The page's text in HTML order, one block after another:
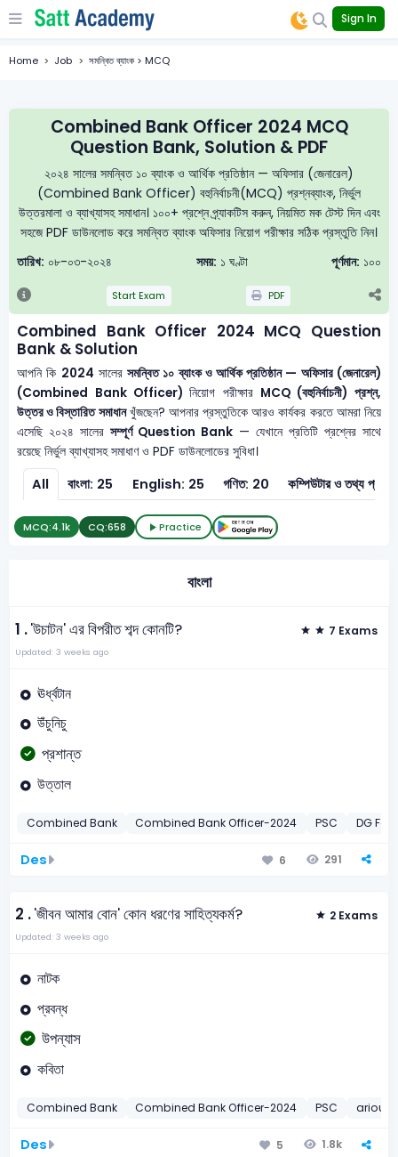
Sign In
Home Job সমন্বিত ব্যাংক > MCQ
Combined Bank Officer 2024 MCQ
Question Bank, Solution & PDF
২০২৪ সালের সমন্বিত ১০ ব্যাংক ও আর্থিক প্রতিষ্ঠান — অফিসার (জেনারেল)
(Combined Bank Officer) বহুনির্বাচনী(MCQ) প্রশ্নব্যাংক, নির্ভুল
উত্তরমালা ও ব্যাখ্যাসহ সমাধান। ১০০+ প্রশ্নে প্র্যাকটিস করুন, নিয়মিত মক টেস্ট দিন এবং
সহজে PDF ডাউনলোড করে সমন্বিত ব্যাংক অফিসার নিয়োগ পরীক্ষার সঠিক প্রস্তুতি নিন।
তারিখ: ০৮-০৩-২০২৪ সময়: ১ ঘণ্টা পূর্ণমান: ১০০
Start Exam PDF
Combined Bank Officer 2024 MCQ Question
Bank & Solution
আপনি কি 2024 সালেরসমন্বিত ১০ ব্যাংক ও আর্থিক প্রতিষ্ঠান — অফিসার (জেনারেল)
(Combined Bank Officer)নিয়োগ পরীক্ষার MCQ (বহুনির্বাচনী) প্রশ্ন,
উত্তর ও বিস্তারিত সমাধানখুঁজছেন? আপনার প্রস্তুতিকে আরও কার্যকর করতে আমরা নিয়ে
এসেছি ২০২৪ সালেরসম্পূর্ণ Question Bank — যেখানে প্রতিটি প্রশ্নের সাথে
রয়েছে নির্ভুল ব্যাখ্যাসহ সমাধাণ ও PDF ডাউনলোডের সুবিধা।
All বাংলা: 25 English: 25 গণিত: 20 কম্পিউটার
MCQ:4.1k CQ:658 Practice
বাংলা
1 .'উচাটন' এর বিপরীত শব্দ কোনটি? 7 Exams
Updated: 3 weeks ago
ঊর্ধ্বটান
উঁচুনিচু
প্রশান্ত
উত্তাল
Combined Bank Combined Bank Officer-2024 PSC DG
Des 6 291
2 .'জীবন আমার বোন' কোন ধরণের সাহিত্যকর্ম? 2 Exams
Updated: 3 weeks ago
নাটক
প্রবন্ধ
উপন্যাস
কবিতা
Combined Bank Combined Bank Officer-2024 PSC arious
Des 5 1.8k